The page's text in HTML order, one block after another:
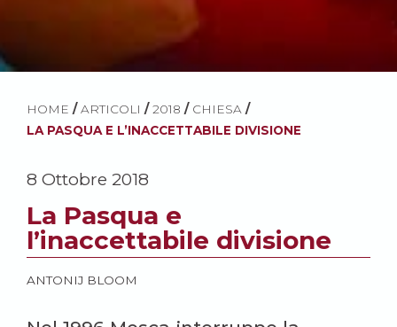
HOME / ARTICOLI / 2018 / CHIESA /
LA PASQUA E L’INACCETTABILE DIVISIONE
8 Ottobre 2018
La Pasqua e
l’inaccettabile divisione
ANTONIJ BLOOM